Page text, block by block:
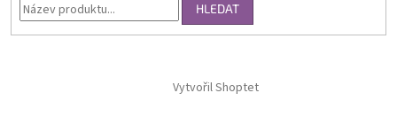
HLEDAT
Vytvořil Shoptet